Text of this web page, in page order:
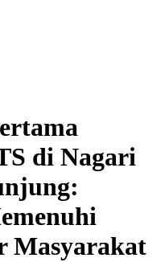
di Nagari
Masyarakat